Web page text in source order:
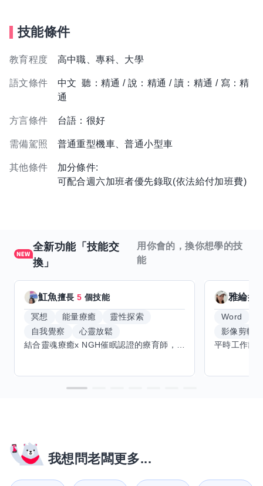
技能條件
教育程度 高中職、專科、大學
語文條件
中文 聽：精通 / 說：精通 / 讀：精通 / 寫：精
通
方言條件 台語：很好
需備駕照 普通重型機車、普通小型車
其他條件
加分條件:
可配合週六加班者優先錄取(依法給付加班費)
全新功能「技能交
換」
用你會的，換你想學的技
能
魟魚擅長5 個技能
冥想 能量療癒
靈性探索
自我覺察
心靈放鬆
雅綸擅
Word
影像剪輯
我想問老闆更多...